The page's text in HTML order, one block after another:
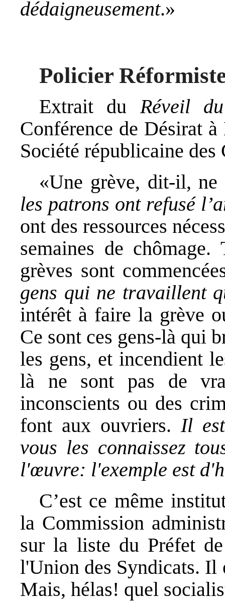
dédaigneusement.»
Policier
Extrait du Réveil
Conférence de Désirat
Société républicaine
«Une grève, dit-il,
les patrons ont refusé
ont des ressources
semaines de
grèves sont
gens qui ne travaillent
intérêt à faire la grève
Ce sont ces gens-là qui
les gens, et incendient
là ne sont pas de
inconscients ou des
font aux ouvriers. Il
vous les connaissez
l'œuvre: l'exemple est
C’est ce même
la Commission
sur la liste du Préfet
l'Union des Syndicats. Il
Mais, hélas! quel